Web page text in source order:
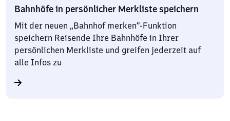
Bahnhöfe in persönlicher Merkliste speichern
Mit der neuen „Bahnhof merken“-Funktion
speichern Reisende Ihre Bahnhöfe in Ihrer
persönlichen Merkliste und greifen jederzeit auf
alle Infos zu